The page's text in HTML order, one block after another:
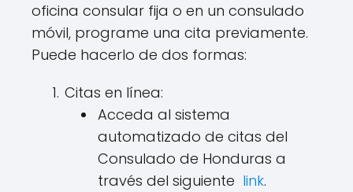
oficina consular fija o en un consulado
móvil, programe una cita previamente.
Puede hacerlo de dos formas:
Citas en línea:
Acceda al sistema
automatizado de citas del
Consulado de Honduras a
través del siguiente link.